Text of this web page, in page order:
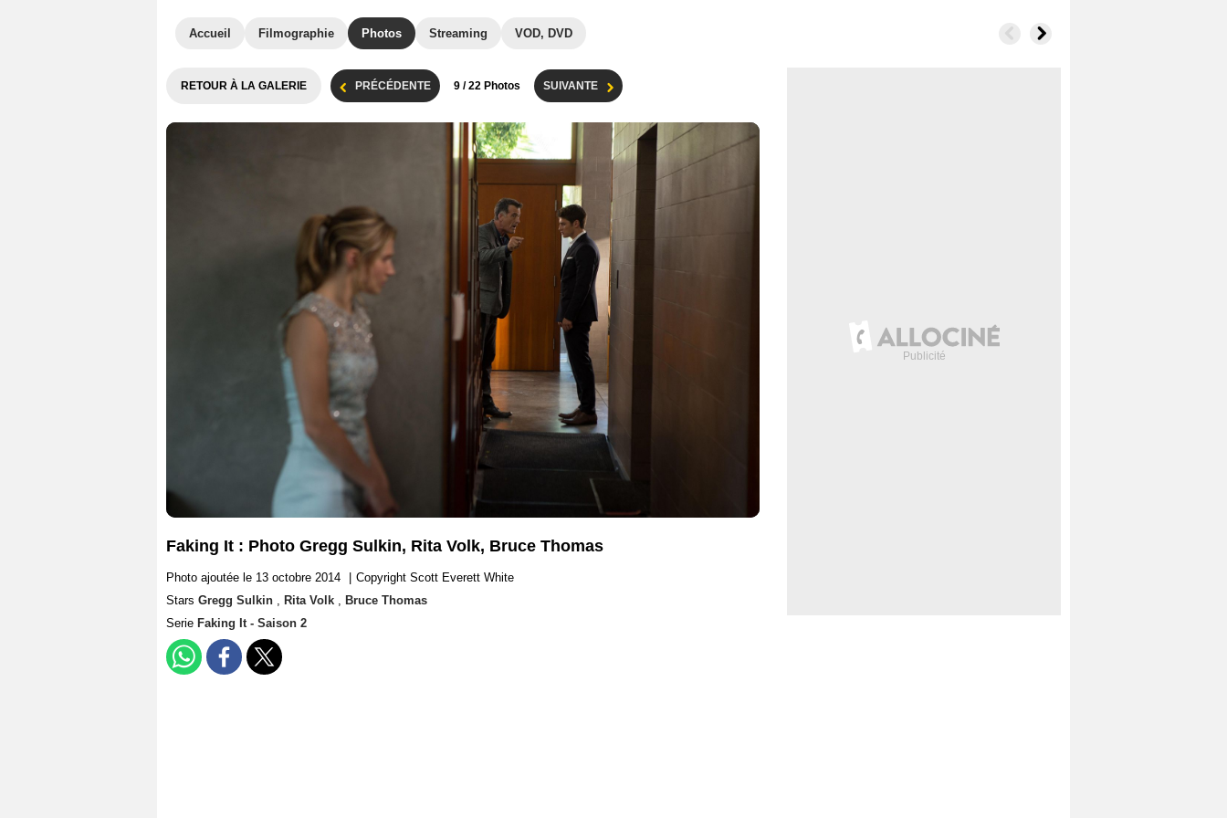
Accueil Filmographie Photos Streaming VOD, DVD
RETOUR À LA GALERIE PRÉCÉDENTE 9 / 22 Photos SUIVANTE
Faking It : Photo Gregg Sulkin, Rita Volk, Bruce Thomas
Photo ajoutée le 13 octobre 2014
Copyright Scott Everett White
Stars Gregg Sulkin , Rita Volk , Bruce Thomas
Serie Faking It - Saison 2